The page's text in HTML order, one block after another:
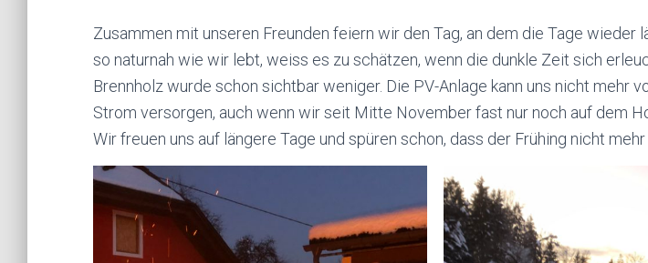
Zusammen mit unseren Freunden feiern wir den Tag, an dem die Tage wieder
so naturnah wie wir lebt, weiss es zu schätzen, wenn die dunkle Zeit sich
Brennholz wurde schon sichtbar weniger. Die PV-Anlage kann uns nicht mehr
Strom versorgen, auch wenn wir seit Mitte November fast nur noch auf dem
Wir freuen uns auf längere Tage und spüren schon, dass der Frühing nicht